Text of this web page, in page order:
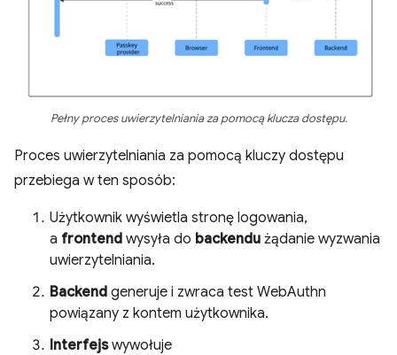
Pełny proces uwierzytelniania za pomocą klucza dostępu.
Proces uwierzytelniania za pomocą kluczy dostępu
przebiega w ten sposób:
Użytkownik wyświetla stronę logowania,
a frontend wysyła do backendu żądanie wyzwania
uwierzytelniania.
Backend generuje i zwraca test WebAuthn
powiązany z kontem użytkownika.
Interfejswywołuje